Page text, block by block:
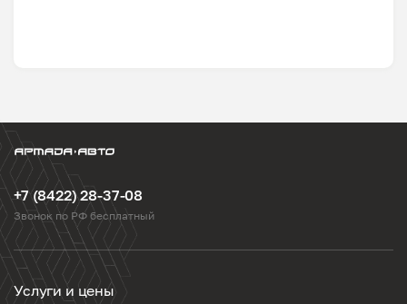
+7 (8422) 28-37-08
Звонок по РФ бесплатный
Услуги и цены